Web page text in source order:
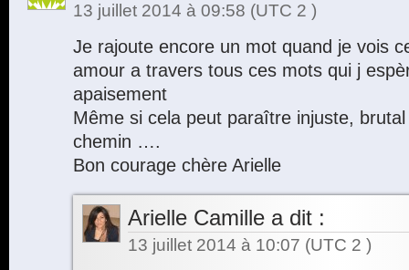
13 juillet 2014 à 09:58 (UTC 2 )
Je rajoute encore un mot quand je vois
amour a travers tous ces mots qui j
apaisement
Même si cela peut paraître injuste,
chemin ….
Bon courage chère Arielle
Arielle Camille a dit :
13 juillet 2014 à 10:07 (UTC 2 )